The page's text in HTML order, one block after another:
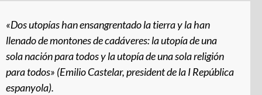
«Dos utopías han ensangrentado la tierra y la han
llenado de montones de cadáveres: la utopía de una
sola nación para todos y la utopía de una sola religión
para todos» (Emilio Castelar, president de la I República
espanyola).